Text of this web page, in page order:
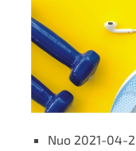
Nuo 2021-04-